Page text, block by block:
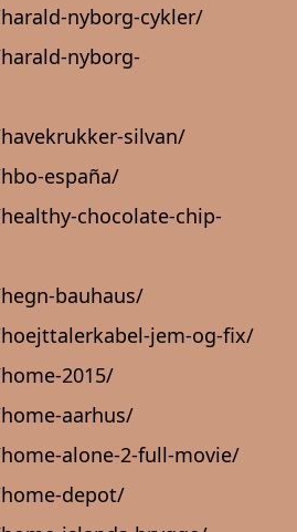
nyborg-cykler/
nyborg-
silvan/
españa/
chocolate-chip-
bauhaus/
jem-og-fix/
2015/
aarhus/
alone-2-full-movie/
depot/